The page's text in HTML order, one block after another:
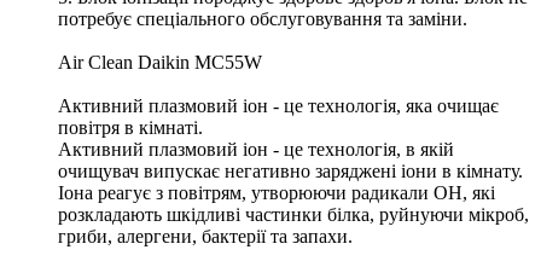
потребує спеціального обслуговування та заміни.
Air Clean Daikin MC55W
Активний плазмовий іон - це технологія, яка очищає
повітря в кімнаті.
Активний плазмовий іон - це технологія, в якій
очищувач випускає негативно заряджені іони в кімнату.
Іона реагує з повітрям, утворюючи радикали ОН, які
розкладають шкідливі частинки білка, руйнуючи мікроб,
гриби, алергени, бактерії та запахи.